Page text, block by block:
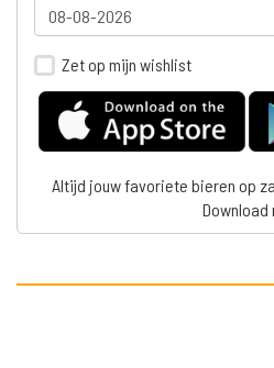
Zet op mijn wishlist
Altijd jouw favoriete bieren op
Download